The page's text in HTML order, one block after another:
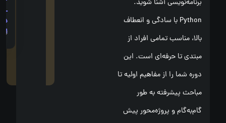
برنامه‌نویسی آشنا شوید.
Python با سادگی و انعطاف
بالا، مناسب تمامی افراد از
مبتدی تا حرفه‌ای است. این
دوره شما را از مفاهیم اولیه تا
مباحث پیشرفته به طور
گام‌به‌گام و پروژه‌محور پیش
اصفهان
زبان
در